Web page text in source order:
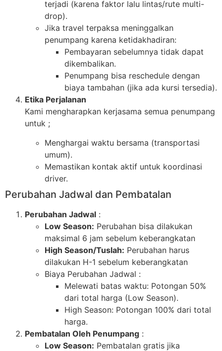
terjadi (karena faktor lalu lintas/rute multi-
drop).
Jika travel terpaksa meninggalkan
penumpang karena ketidakhadiran:
Pembayaran sebelumnya tidak dapat
dikembalikan.
Penumpang bisa reschedule dengan
biaya tambahan (jika ada kursi tersedia).
Etika Perjalanan
Kami mengharapkan kerjasama semua penumpang
untuk ;
Menghargai waktu bersama (transportasi
umum).
Memastikan kontak aktif untuk koordinasi
driver.
Perubahan Jadwal dan Pembatalan
Perubahan Jadwal :
Low Season: Perubahan bisa dilakukan
maksimal 6 jam sebelum keberangkatan
High Season/Tuslah: Perubahan harus
dilakukan H-1 sebelum keberangkatan
Biaya Perubahan Jadwal :
Melewati batas waktu: Potongan 50%
dari total harga (Low Season).
High Season: Potongan 100% dari total
harga.
Pembatalan Oleh Penumpang :
Low Season: Pembatalan gratis jika